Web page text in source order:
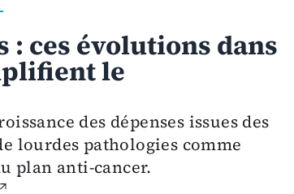
: ces évolutions dans
le
des dépenses issues des
lourdes pathologies comme
plan anti-cancer.